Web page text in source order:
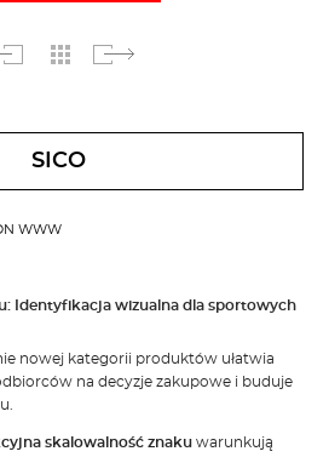
SICO
WWW
Identyfikacja wizualna dla sportowych
nowej kategorii produktów ułatwia
na decyzje zakupowe i buduje
skalowalność znaku warunkują